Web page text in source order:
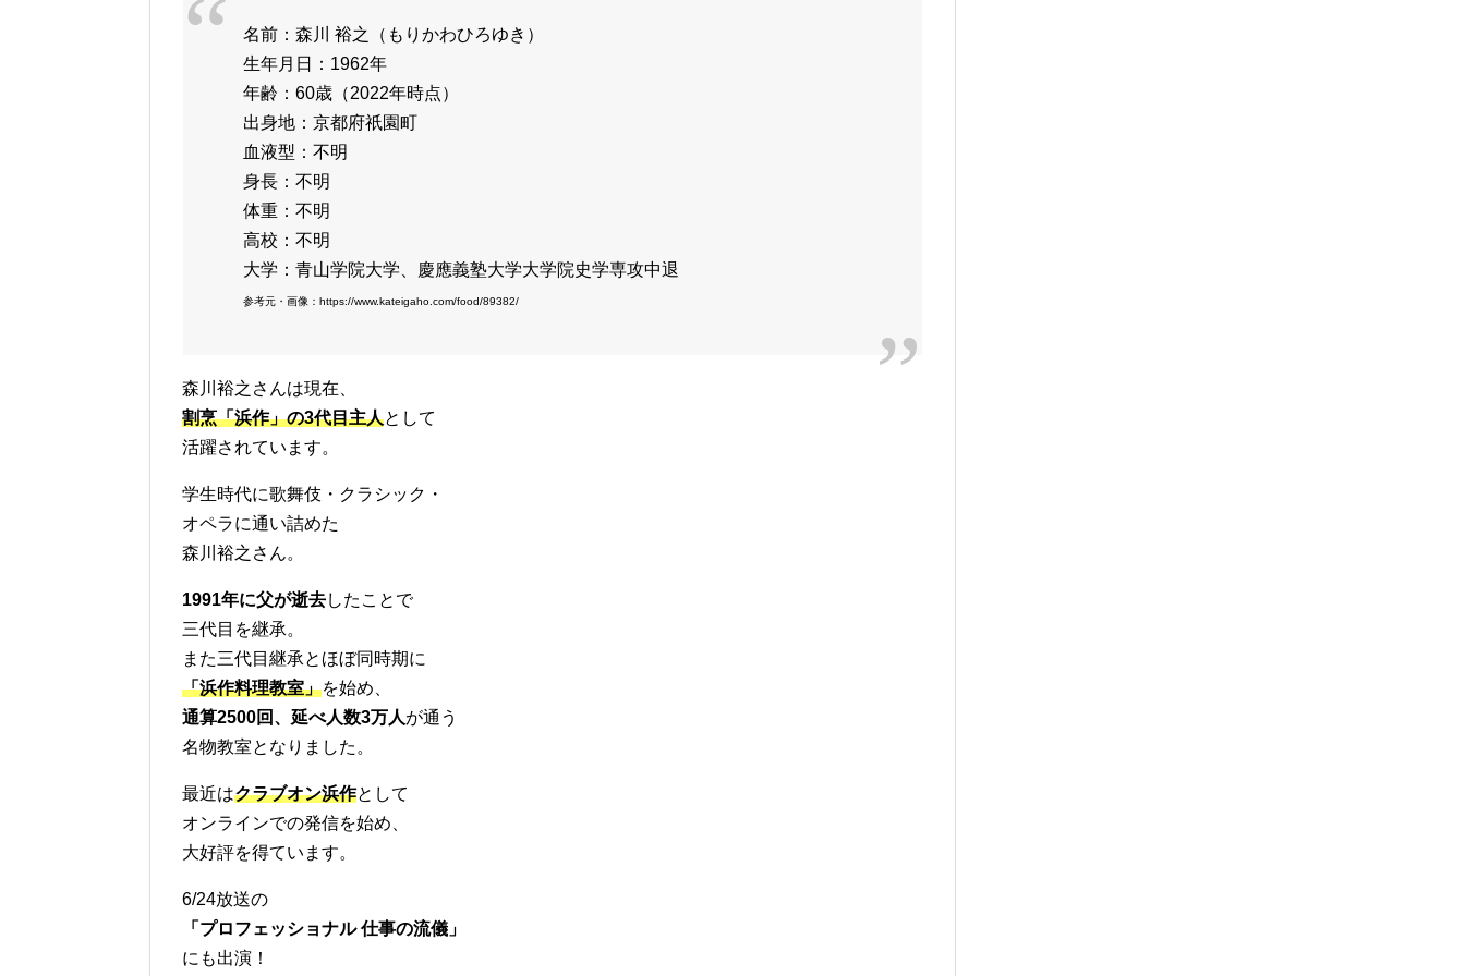
名前：森川 裕之（もりかわひろゆき）
生年月日：1962年
年齢：60歳（2022年時点）
出身地：京都府祇園町
血液型：不明
身長：不明
体重：不明
高校：不明
大学：青山学院大学、慶應義塾大学大学院史学専攻中退
参考元・画像：https://www.kateigaho.com/food/89382/
森川裕之さんは現在、
割烹「浜作」の3代目主人として
活躍されています。
学生時代に歌舞伎・クラシック・
オペラに通い詰めた
森川裕之さん。
1991年に父が逝去したことで
三代目を継承。
また三代目継承とほぼ同時期に
「浜作料理教室」を始め、
通算2500回、延べ人数3万人が通う
名物教室となりました。
最近はクラブオン浜作として
オンラインでの発信を始め、
大好評を得ています。
6/24放送の
「プロフェッショナル 仕事の流儀」
にも出演！